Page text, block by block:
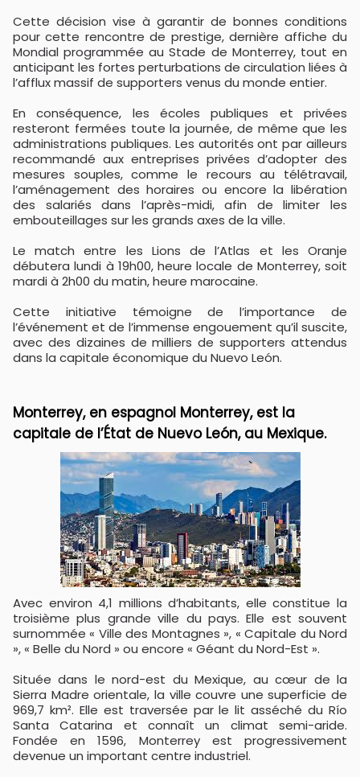
Cette décision vise à garantir de bonnes conditions
pour cette rencontre de prestige, dernière affiche du
Mondial programmée au Stade de Monterrey, tout en
anticipant les fortes perturbations de circulation liées à
l’afflux massif de supporters venus du monde entier.
En conséquence, les écoles publiques et privées
resteront fermées toute la journée, de même que les
administrations publiques. Les autorités ont par ailleurs
recommandé aux entreprises privées d’adopter des
mesures souples, comme le recours au télétravail,
l’aménagement des horaires ou encore la libération
des salariés dans l’après-midi, afin de limiter les
embouteillages sur les grands axes de la ville.
Le match entre les Lions de l’Atlas et les Oranje
débutera lundi à 19h00, heure locale de Monterrey, soit
mardi à 2h00 du matin, heure marocaine.
Cette initiative témoigne de l’importance de
l’événement et de l’immense engouement qu’il suscite,
avec des dizaines de milliers de supporters attendus
dans la capitale économique du Nuevo León.
Monterrey, en espagnol Monterrey, est la
capitale de l’État de Nuevo León, au Mexique.
Avec environ 4,1 millions d’habitants, elle constitue la
troisième plus grande ville du pays. Elle est souvent
surnommée « Ville des Montagnes », « Capitale du Nord
», « Belle du Nord » ou encore « Géant du Nord-Est ».
Située dans le nord-est du Mexique, au cœur de la
Sierra Madre orientale, la ville couvre une superficie de
969,7 km². Elle est traversée par le lit asséché du Río
Santa Catarina et connaît un climat semi-aride.
Fondée en 1596, Monterrey est progressivement
devenue un important centre industriel.